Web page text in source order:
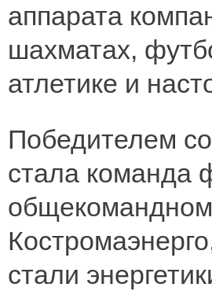
аппарата
шахматах,
атлетике и
Победителем
стала команда
общекомандном
стали